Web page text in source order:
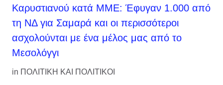
Καρυστιανού κατά ΜΜΕ: Έφυγαν 1.000 από
τη ΝΔ για Σαμαρά και οι περισσότεροι
ασχολούνται με ένα μέλος μας από το
Μεσολόγγι
in ΠΟΛΙΤΙΚΗ ΚΑΙ ΠΟΛΙΤΙΚΟΙ